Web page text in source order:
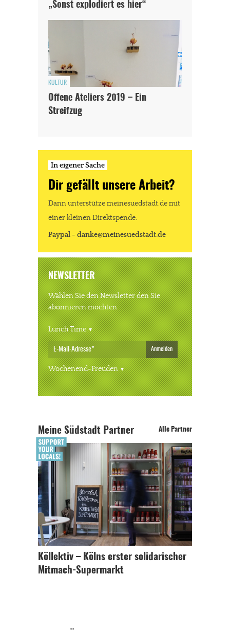
„Sonst explodiert es hier“
KULTUR
Offene Ateliers 2019 – Ein
Streifzug
In eigener Sache
Dir gefällt unsere Arbeit?
Dann unterstütze meinesuedstadt.de mit
einer kleinen Direktspende.
Paypal - danke@meinesuedstadt.de
NEWSLETTER
Wählen Sie den Newsletter den Sie
abonnieren möchten.
Lunch Time
Anmelden
Wochenend-Freuden
Meine Südstadt Partner Alle Partner
Köllektiv – Kölns erster solidarischer
Mitmach-Supermarkt